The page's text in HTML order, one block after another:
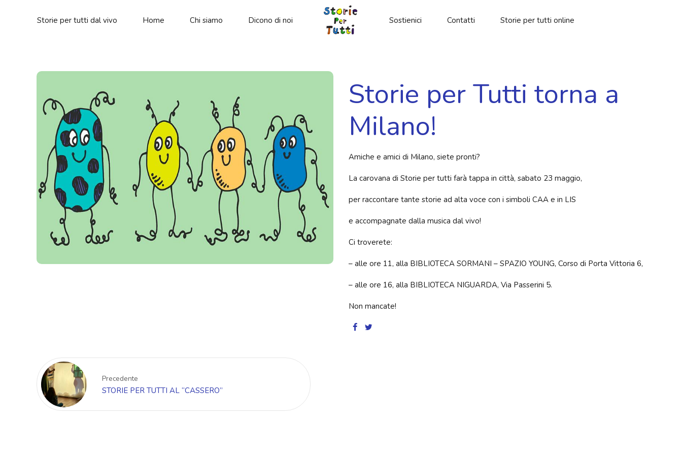
Storie per tutti dal vivo Home Chi siamo Dicono di noi Sostienici Contatti Storie per tutti online
Storie per Tutti torna a
Milano!
Amiche e amici di Milano, siete pronti?
La carovana di Storie per tutti farà tappa in città, sabato 23 maggio,
per raccontare tante storie ad alta voce con i simboli CAA e in LIS
e accompagnate dalla musica dal vivo!
Ci troverete:
– alle ore 11, alla BIBLIOTECA SORMANI – SPAZIO YOUNG, Corso di Porta Vittoria 6,
– alle ore 16, alla BIBLIOTECA NIGUARDA, Via Passerini 5.
Non mancate!
Precedente
STORIE PER TUTTI AL “CASSERO”